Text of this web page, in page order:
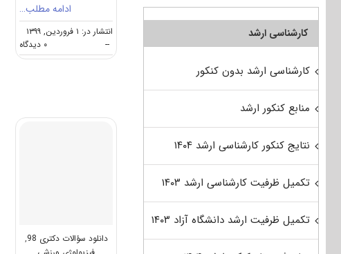
ادامه مطلب…
انتشار در: ۱ فروردین, ۱۳۹۹
--
۰ دیدگاه
کارنامه
دکتری
دانلود سؤالات دکتری 98
,
کارشناسی ارشد
کارشناسی ارشد بدون کنکور
منابع کنکور ارشد
نتایج کنکور کارشناسی ارشد ۱۴۰۴
تکمیل ظرفیت کارشناسی ارشد ۱۴۰۳
تکمیل ظرفیت ارشد دانشگاه آزاد ۱۴۰۳